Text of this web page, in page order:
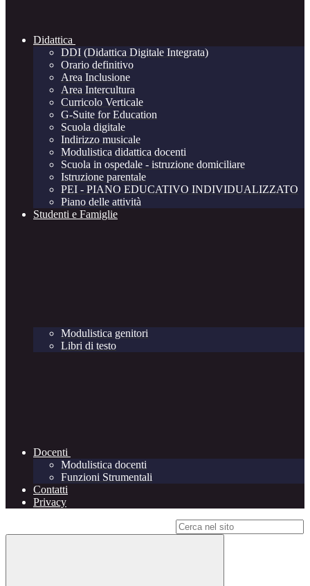
Didattica
DDI (Didattica Digitale Integrata)
Orario definitivo
Area Inclusione
Area Intercultura
Curricolo Verticale
G-Suite for Education
Scuola digitale
Indirizzo musicale
Modulistica didattica docenti
Scuola in ospedale - istruzione domiciliare
Istruzione parentale
PEI - PIANO EDUCATIVO INDIVIDUALIZZATO
Piano delle attività
Studenti e Famiglie
Modulistica genitori
Libri di testo
Docenti
Modulistica docenti
Funzioni Strumentali
Contatti
Privacy